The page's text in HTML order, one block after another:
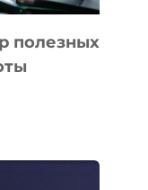
полезных